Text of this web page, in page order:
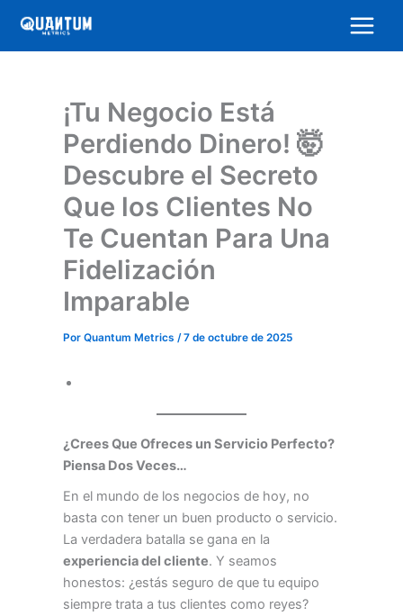
contenido
¡Tu Negocio Está
Perdiendo Dinero! 🤯
Descubre el Secreto
Que los Clientes No
Te Cuentan Para Una
Fidelización
Imparable
Por Quantum Metrics /7 de octubre de 2025
¿Crees Que Ofreces un Servicio Perfecto?
Piensa Dos Veces…
En el mundo de los negocios de hoy, no
basta con tener un buen producto o servicio.
La verdadera batalla se gana en la
experiencia del cliente. Y seamos
honestos: ¿estás seguro de que tu equipo
siempre trata a tus clientes como reyes?